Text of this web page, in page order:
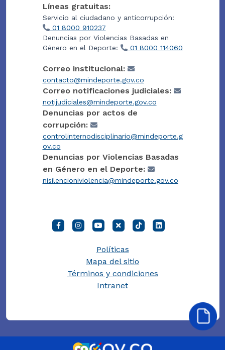
Líneas gratuitas:
Servicio al ciudadano y anticorrupción:
01 8000 910237
Denuncias por Violencias Basadas en
Género en el Deporte:
01 8000 114060
Correo institucional:
contacto@mindeporte.gov.co
Correo notificaciones judiciales:
notijudiciales@mindeporte.gov.co
Denuncias por actos de
corrupción:
controlinternodisciplinario@mindeporte.g
ov.co
Denuncias por Violencias Basadas
en Género en el Deporte:
nisilencioniviolencia@mindeporte.gov.co
Políticas
Mapa del sitio
Términos y condiciones
Intranet